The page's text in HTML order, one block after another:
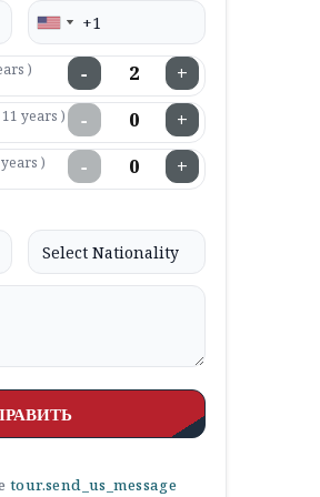
) − +
11 years ) − +
) − +
tour.send_us_message